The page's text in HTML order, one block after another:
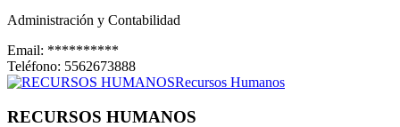
Administración y Contabilidad
Email: **********
Teléfono: 5562673888
RECURSOS HUMANOS